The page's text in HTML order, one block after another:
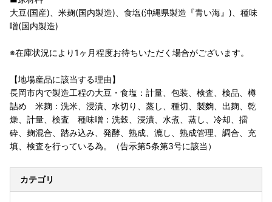
大豆(国産)、米麹(国内製造)、食塩(沖縄県製造『青い海』)、種味
噌(国内製造)
※在庫状況により1ヶ月程度お待ちいただく場合がございます。
【地場産品に該当する理由】
長岡市内で製造工程の大豆・食塩：計量、包装、検査、検品、樽
詰め 米麹：洗米、浸漬、水切り、蒸し、種切、製麴、出麹、乾
燥、計量、検査 種味噌：洗穀、浸漬、水煮、蒸し、冷却、擂
砕、麹混合、踏み込み、発酵、熟成、漉し、熟成管理、調合、充
填、検査を行っている為。（告示第5条第3号に該当）
カテゴリ